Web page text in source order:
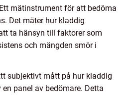
mätinstrument för att bedöma
Det mäter hur kladdig
ta hänsyn till faktorer som
och mängden smör i
subjektivt mått på hur kladdig
panel av bedömare. Detta